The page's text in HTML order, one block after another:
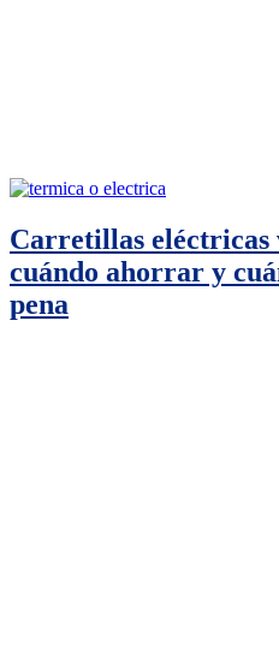
Carretillas eléctricas
cuándo ahorrar y
pena